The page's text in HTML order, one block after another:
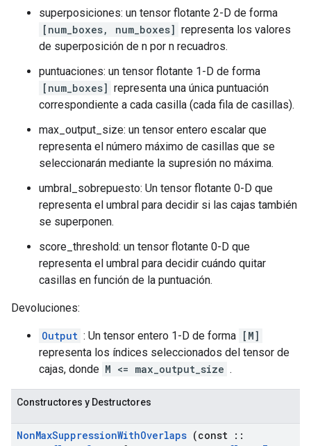
superposiciones: un tensor flotante 2-D de forma
[num_boxes, num_boxes] representa los valores
de superposición de n por n recuadros.
puntuaciones: un tensor flotante 1-D de forma
[num_boxes] representa una única puntuación
correspondiente a cada casilla (cada fila de casillas).
max_output_size: un tensor entero escalar que
representa el número máximo de casillas que se
seleccionarán mediante la supresión no máxima.
umbral_sobrepuesto: Un tensor flotante 0-D que
representa el umbral para decidir si las cajas también
se superponen.
score_threshold: un tensor flotante 0-D que
representa el umbral para decidir cuándo quitar
casillas en función de la puntuación.
Devoluciones:
Output : Un tensor entero 1-D de forma [M]
representa los índices seleccionados del tensor de
cajas, donde M <= max_output_size .
Constructores y Destructores
NonMaxSuppressionWithOverlaps (const ::